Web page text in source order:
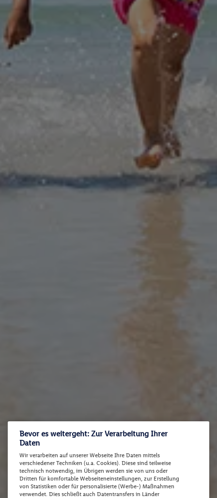
Bevor es weitergeht: Zur Verarbeitung Ihrer
Daten
Wir verarbeiten auf unserer Webseite Ihre Daten mittels
verschiedener Techniken (u.a. Cookies). Diese sind teilweise
technisch notwendig, im Übrigen werden sie von uns oder
Dritten für komfortable Webseiteneinstellungen, zur Erstellung
von Statistiken oder für personalisierte (Werbe-) Maßnahmen
verwendet. Dies schließt auch Datentransfers in Länder